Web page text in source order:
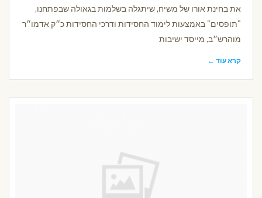
את בחינת אורו של משיח, שיתגלה בשלמות בגאולה שבפתחנו,
"תופסים" באמצעות לימוד החסידות ודרכי החסידות כ״ק אדמו״ר
מוהרש״ב, מייסד ישיבות
קרא עוד ←